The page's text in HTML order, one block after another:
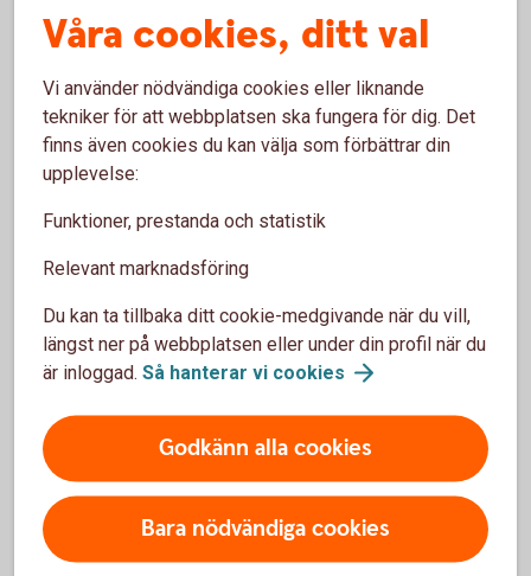
Välj ändra löner och löneändring via fil
Skapa en CSV fil. Det kan du göra genom att
konvertera en Excel fil till CSV.
Filen måste ha separata kolumner och rubriker för:
personnummer, ny årslön och datum när lönen börjar
gälla.
Kontrollera att allting stämmer och signera direkt i
internetbanken.
Logga in och ändra lön medfil
Har du inte tillgång till
internetbanken?
Fyll i och skicka in blanketten så hjälper vi dig att uppdatera
lönen.
Våra cookies, ditt val
Vi använder nödvändiga cookies eller liknande
tekniker för att webbplatsen ska fungera för dig. Det
finns även cookies du kan välja som förbättrar din
upplevelse:
Funktioner, prestanda och statistik
Relevant marknadsföring
Du kan ta tillbaka ditt cookie-medgivande när du vill,
längst ner på webbplatsen eller under din profil när du
är inloggad. Så hanterar vi cookies
Godkänn alla cookies
Bara nödvändiga cookies